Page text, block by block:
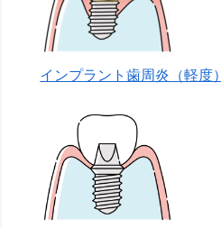
インプラント歯周炎（軽度）